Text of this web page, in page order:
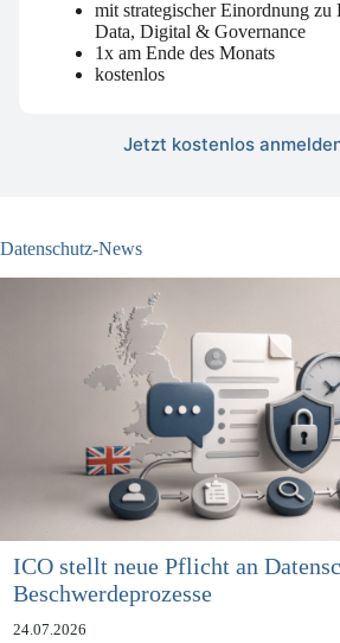
mit strategischer Einordnung zu
Data, Digital & Governance
1x am Ende des Monats
Datenschutz-News
ICO stellt neue Pflicht an
Beschwerdeprozesse